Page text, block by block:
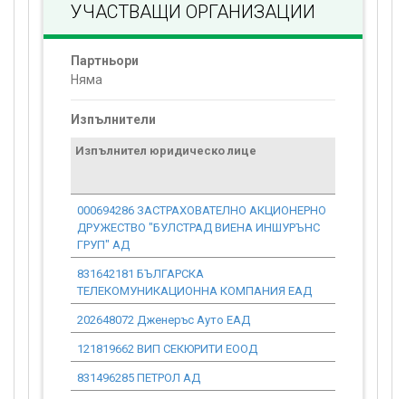
УЧАСТВАЩИ ОРГАНИЗАЦИИ
Партньори
Няма
Изпълнители
Изпълнител юридическо лице
000694286 ЗАСТРАХОВАТЕЛНО АКЦИОНЕРНО
ДРУЖЕСТВО "БУЛСТРАД ВИЕНА ИНШУРЪНС
ГРУП" АД
831642181 БЪЛГАРСКА
ТЕЛЕКОМУНИКАЦИОННА КОМПАНИЯ ЕАД
202648072 Дженеръс Ауто ЕАД
121819662 ВИП СЕКЮРИТИ ЕООД
831496285 ПЕТРОЛ АД